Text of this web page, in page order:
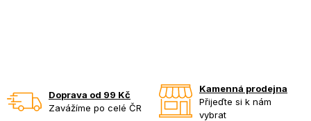
Doprava od 99 Kč
Zavážíme po celé ČR
Kamenná prodejna
Přijeďte si k nám
vybrat